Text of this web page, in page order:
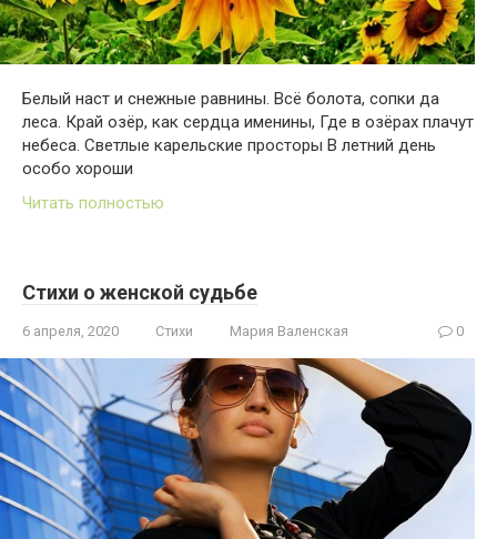
Белый наст и снежные равнины. Всё болота, сопки да
леса. Край озёр, как сердца именины, Где в озёрах плачут
небеса. Светлые карельские просторы В летний день
особо хороши
Читать полностью
Стихи о женской судьбе
6 апреля, 2020 Стихи Мария Валенская 0